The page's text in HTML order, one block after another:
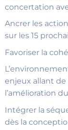
concertation
Ancrer les
sur les 15
Favoriser la
enjeux allant de
l’amélioration
Intégrer la
dès la